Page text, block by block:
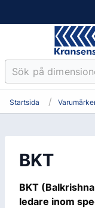
Startsida
BKT
BKT
ledare inom